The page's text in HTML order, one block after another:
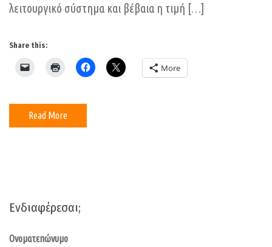
λειτουργικό σύστημα και βέβαια η τιμή […]
Share this:
More
Read More
Ενδιαφέρεσαι;
Ονοματεπώνυμο